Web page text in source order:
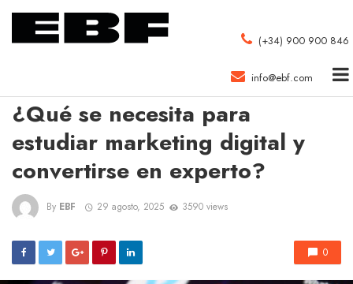
(+34) 900 900 846
info@ebf.com
¿Qué se necesita para
estudiar marketing digital y
convertirse en experto?
By EBF 29 agosto, 2025 3590 views
0